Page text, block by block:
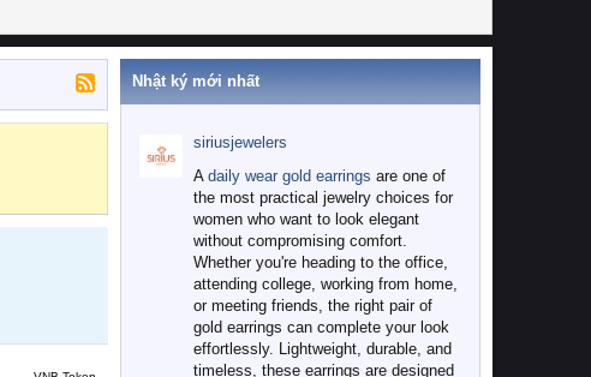
Nhật ký mới nhất
siriusjewelers
A daily wear gold earrings are one of
the most practical jewelry choices for
women who want to look elegant
without compromising comfort.
Whether you're heading to the office,
attending college, working from home,
or meeting friends, the right pair of
gold earrings can complete your look
effortlessly. Lightweight, durable, and
timeless, these earrings are designed